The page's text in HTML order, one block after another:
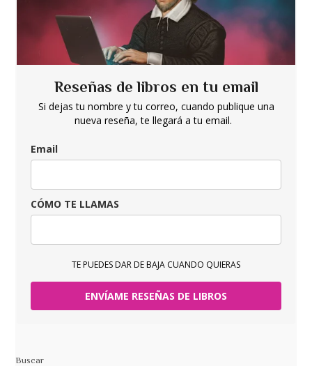
Reseñas de libros en tu email
Si dejas tu nombre y tu correo, cuando publique una
nueva reseña, te llegará a tu email.
Email
CÓMO TE LLAMAS
TE PUEDES DAR DE BAJA CUANDO QUIERAS
ENVÍAME RESEÑAS DE LIBROS
Buscar